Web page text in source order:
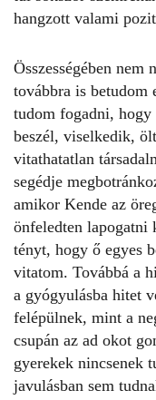
hangzott valami
Összességében
továbbra is betudom
tudom fogadni,
beszél, viselkedik,
vitathatatlan
segédje
amikor Kende az
önfeledten lapogatni
tényt, hogy ő egyes
vitatom. Továbbá a
a gyógyulásba hitet
felépülnek, mint a
csupán az ad okot
gyerekek nincsenek
javulásban sem